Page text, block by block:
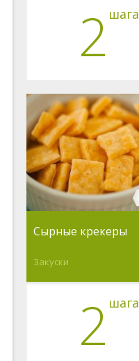
2 шага
Сырные крекеры
Закуски
2 шага